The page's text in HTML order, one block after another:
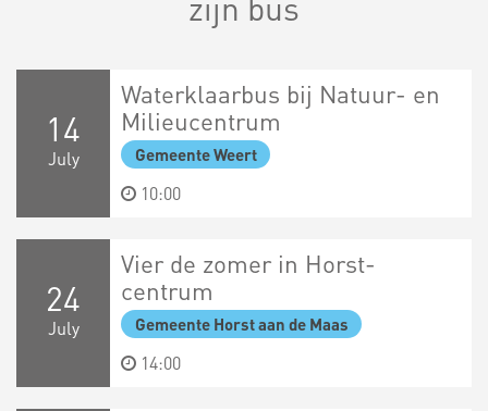
14
July
Waterklaarbus bij Natuur- en
Milieucentrum
Gemeente Weert
10:00
24
July
Vier de zomer in Horst-
centrum
Gemeente Horst aan de Maas
14:00